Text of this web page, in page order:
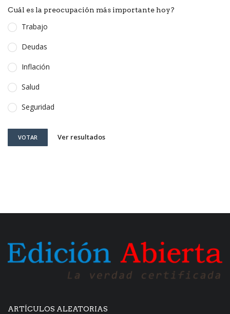
Cuál es la preocupación más importante hoy?
Trabajo
Deudas
Inflación
Salud
Seguridad
VOTAR Ver resultados
ARTÍCULOS ALEATORIAS